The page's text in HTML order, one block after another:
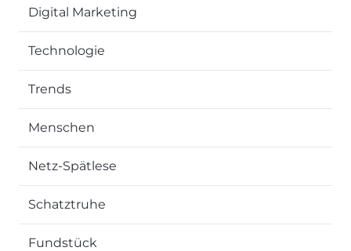
Digital Marketing
Technologie
Trends
Menschen
Netz-Spätlese
Schatztruhe
Fundstück